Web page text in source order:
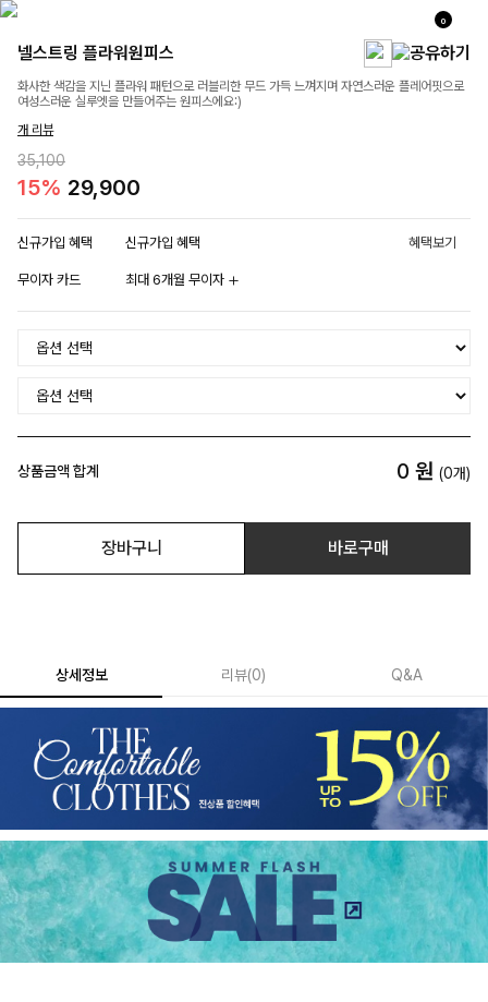
0
넬스트링 플라워원피스
화사한 색감을 지닌 플라워 패턴으로 러블리한 무드 가득 느껴지며 자연스러운 플레어핏으로
여성스러운 실루엣을 만들어주는 원피스에요:)
개 리뷰
35,100
15% 29,900
신규가입 혜택 신규가입 혜택 혜택보기
무이자 카드 최대 6개월 무이자
상품금액 합계 0 원 (0개)
장바구니 바로구매
상세정보 리뷰(0) Q&A